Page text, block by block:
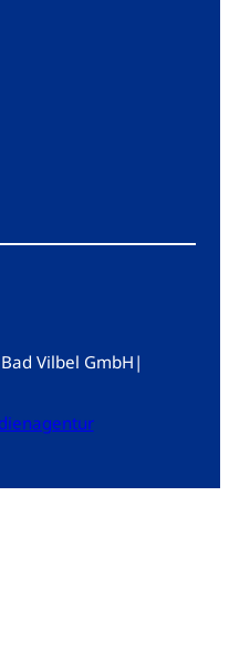
Vilbel GmbH |